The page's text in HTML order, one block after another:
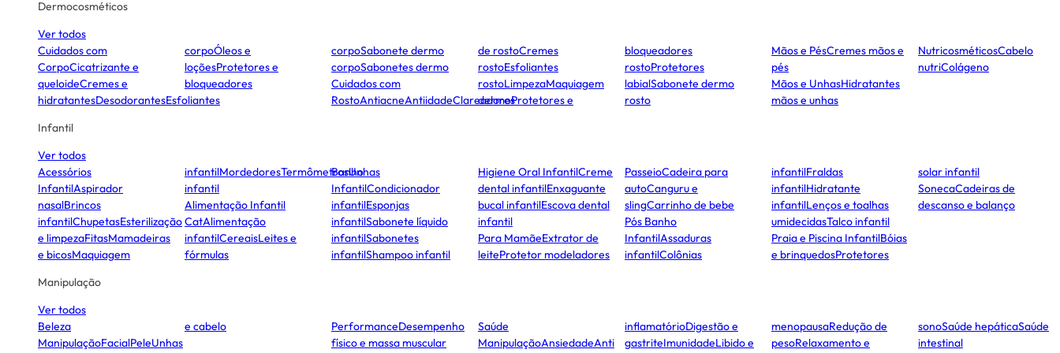
Dermocosméticos
Ver todos
Cuidados com
CorpoCicatrizante e
queloideCremes e
hidratantesDesodorantesEsfoliantes
corpoÓleos e
loçõesProtetores e
bloqueadores
corpoSabonete dermo
corpoSabonetes dermo
Cuidados com
RostoAntiacneAntiidadeClareadores
de rostoCremes
rostoEsfoliantes
rostoLimpezaMaquiagem
dermoProtetores e
bloqueadores
rostoProtetores
labialSabonete dermo
rosto
Mãos e PésCremes mãos e
pés
Mãos e UnhasHidratantes
mãos e unhas
NutricosméticosCabelo
nutriColágeno
Infantil
Ver todos
Acessórios
InfantilAspirador
nasalBrincos
infantilChupetasEsterilização
e limpezaFitasMamadeiras
e bicosMaquiagem
infantilMordedoresTermômetrosUnhas
infantil
Alimentação Infantil
CatAlimentação
infantilCereaisLeites e
fórmulas
Banho
InfantilCondicionador
infantilEsponjas
infantilSabonete líquido
infantilSabonetes
infantilShampoo infantil
Higiene Oral InfantilCreme
dental infantilEnxaguante
bucal infantilEscova dental
infantil
Para MamãeExtrator de
leiteProtetor modeladores
PasseioCadeira para
autoCanguru e
slingCarrinho de bebe
Pós Banho
InfantilAssaduras
infantilColônias
infantilFraldas
infantilHidratante
infantilLenços e toalhas
umidecidasTalco infantil
Praia e Piscina InfantilBóias
e brinquedosProtetores
solar infantil
SonecaCadeiras de
descanso e balanço
Manipulação
Ver todos
Beleza
ManipulaçãoFacialPeleUnhas
e cabelo PerformanceDesempenho
físico e massa muscular
Saúde
ManipulaçãoAnsiedadeAnti
inflamatórioDigestão e
gastriteImunidadeLibido e
menopausaRedução de
pesoRelaxamento e
sonoSaúde hepáticaSaúde
intestinal